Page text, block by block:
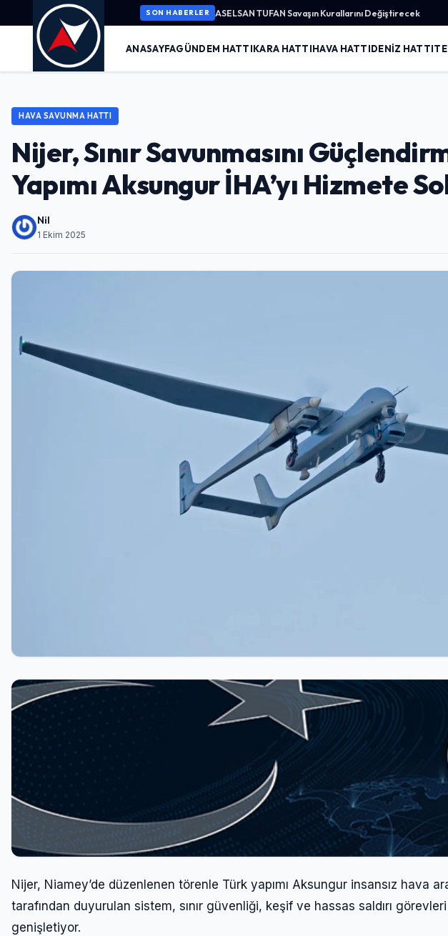
SON HABERLER ASELSAN TUFAN Savaşın Kurallarını Değiştirecek
ANASAYFAGÜNDEM HATTIKARA HATTIHAVA HATTIDENIZ HATTI
HAVA SAVUNMA HATTI
Nijer, Sınır Savunmasını
Yapımı Aksungur İHA’yı Hizmete
Nil
1 Ekim 2025
Nijer, Niamey’de düzenlenen törenle Türk yapımı Aksungur insansız hava
tarafından duyurulan sistem, sınır güvenliği, keşif ve hassas saldırı
genişletiyor.